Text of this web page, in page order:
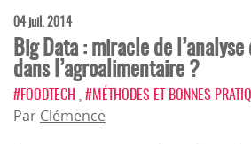
04 juil. 2014
Big Data : miracle de
dans l’agroalimentaire ?
#FOODTECH #MÉTHODES ET BONNES
Par Clémence